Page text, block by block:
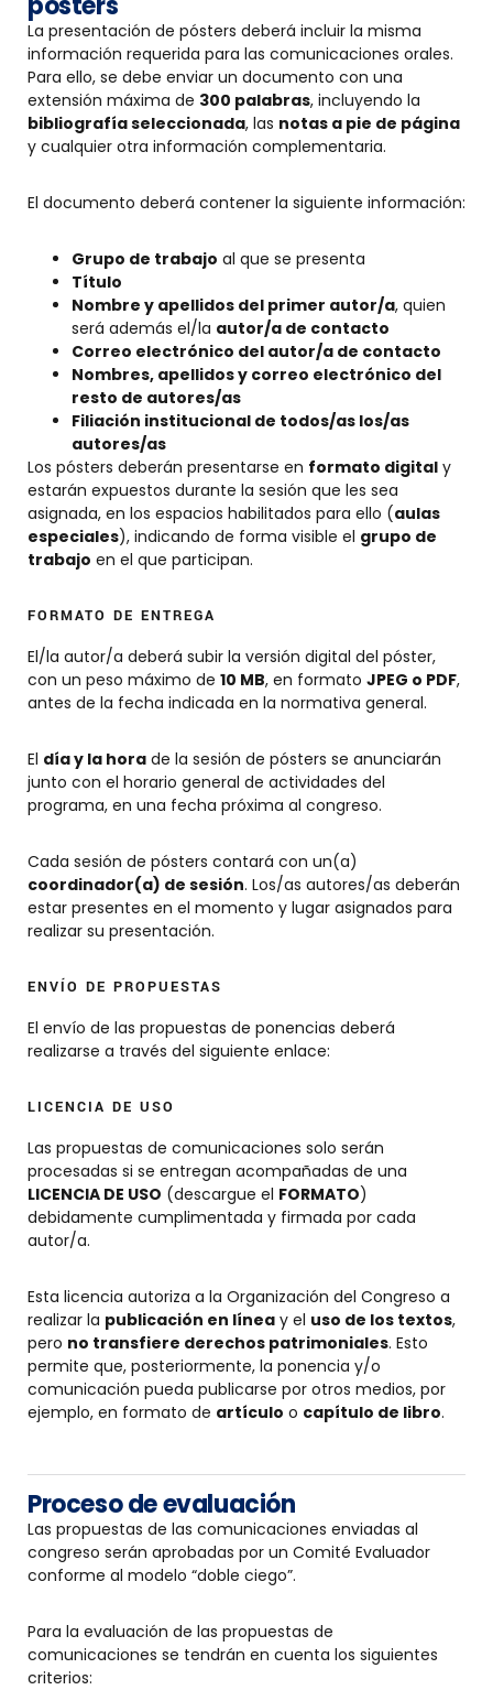
La presentación de pósters deberá incluir la misma
información requerida para las comunicaciones orales.
Para ello, se debe enviar un documento con una
extensión máxima de 300 palabras, incluyendo la
bibliografía seleccionada, las notas a pie de página
y cualquier otra información complementaria.
El documento deberá contener la siguiente información:
Grupo de trabajo al que se presenta
Título
Nombre y apellidos del primer autor/a, quien
será además el/la autor/a de contacto
Correo electrónico del autor/a de contacto
Nombres, apellidos y correo electrónico del
resto de autores/as
Filiación institucional de todos/as los/as
autores/as
Los pósters deberán presentarse en formato digital y
estarán expuestos durante la sesión que les sea
asignada, en los espacios habilitados para ello (aulas
especiales), indicando de forma visible el grupo de
trabajo en el que participan.
FORMATO DE ENTREGA
El/la autor/a deberá subir la versión digital del póster,
con un peso máximo de 10 MB, en formato JPEG o PDF,
antes de la fecha indicada en la normativa general.
El día y la hora de la sesión de pósters se anunciarán
junto con el horario general de actividades del
programa, en una fecha próxima al congreso.
Cada sesión de pósters contará con un(a)
coordinador(a) de sesión. Los/as autores/as deberán
estar presentes en el momento y lugar asignados para
realizar su presentación.
ENVÍO DE PROPUESTAS
El envío de las propuestas de ponencias deberá
realizarse a través del siguiente enlace:
LICENCIA DE USO
Las propuestas de comunicaciones solo serán
procesadas si se entregan acompañadas de una
LICENCIA DE USO (descargue el FORMATO)
debidamente cumplimentada y firmada por cada
autor/a.
Esta licencia autoriza a la Organización del Congreso a
realizar la publicación en línea y el uso de los textos,
pero no transfiere derechos patrimoniales. Esto
permite que, posteriormente, la ponencia y/o
comunicación pueda publicarse por otros medios, por
ejemplo, en formato de artículo o capítulo de libro.
Proceso de evaluación
Las propuestas de las comunicaciones enviadas al
congreso serán aprobadas por un Comité Evaluador
conforme al modelo “doble ciego”.
Para la evaluación de las propuestas de
comunicaciones se tendrán en cuenta los siguientes
criterios: